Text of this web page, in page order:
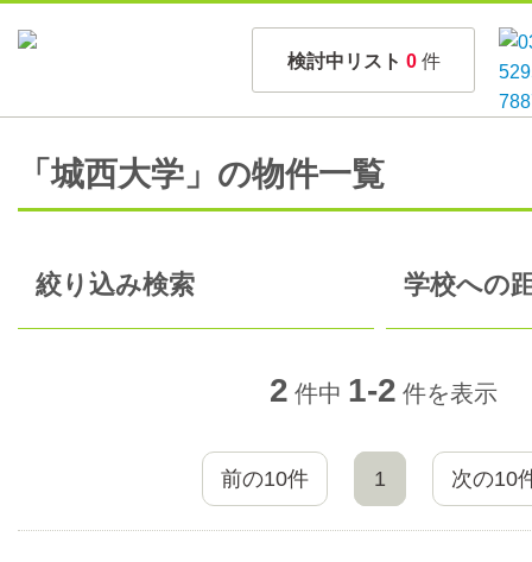
検討中リスト 0 件
「城西大学」の物件一覧
絞り込み検索 学校への
2 件中 1-2 件を表示
前の10件 1 次の10